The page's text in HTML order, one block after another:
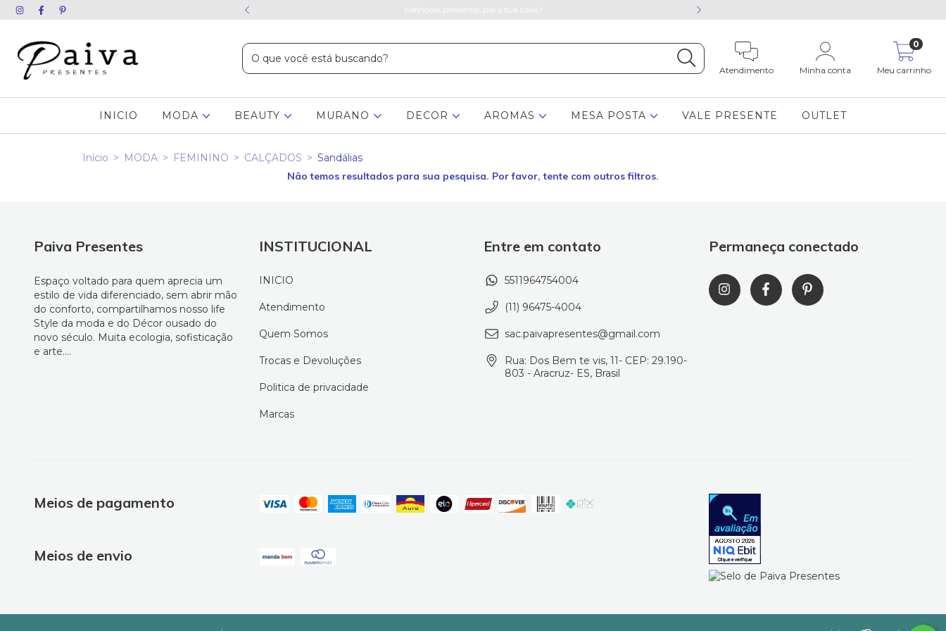
chame no WhatsApp Melhores presentes para sua casa !
Atendimento Minha conta Meu carrinho
0
INICIO MODA BEAUTY MURANO DECOR AROMAS MESA POSTA VALE PRESENTE OUTLET
Início > MODA > FEMININO > CALÇADOS > Sandálias
Não temos resultados para sua pesquisa. Por favor, tente com outros filtros.
Paiva Presentes
Espaço voltado para quem aprecia um
estilo de vida diferenciado, sem abrir mão
do conforto, compartilhamos nosso life
Style da moda e do Décor ousado do
novo século. Muita ecologia, sofisticação
e arte....
INSTITUCIONAL
INICIO
Atendimento
Quem Somos
Trocas e Devoluções
Politica de privacidade
Marcas
Entre em contato
5511964754004
(11) 96475-4004
sac.paivapresentes@gmail.com
Rua: Dos Bem te vis, 11- CEP: 29.190-
803 - Aracruz- ES, Brasil
Permaneça conectado
Meios de pagamento
Meios de envio